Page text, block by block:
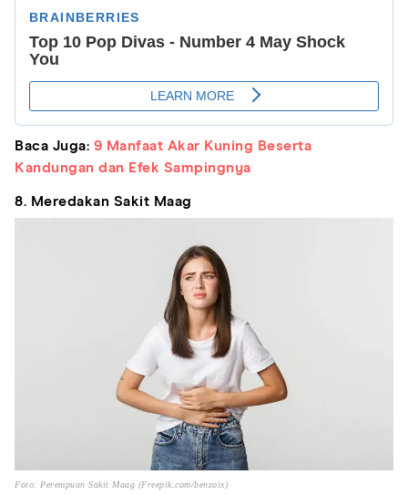
Baca Juga: 9 Manfaat Akar Kuning Beserta
Kandungan dan Efek Sampingnya
8. Meredakan Sakit Maag
Foto: Perempuan Sakit Maag (Freepik.com/benzoix)